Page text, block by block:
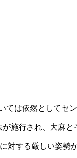
ては依然としてセ
施行され、大麻と
対する厳しい姿勢